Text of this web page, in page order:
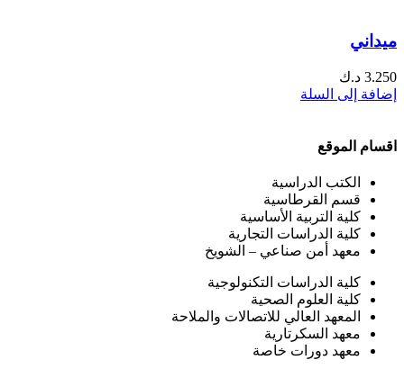
ميداني
3.250 د.ك
إضافة إلى السلة
اقسام الموقع
الكتب الدراسية
قسم القرطاسية
كلية التربية الأساسية
كلية الدراسات التجارية
معهد أمن صناعي – الشويخ
كلية الدراسات التكنولوجية
كلية العلوم الصحية
المعهد العالي للاتصالات والملاحة
معهد السكرتارية
معهد دورات خاصة